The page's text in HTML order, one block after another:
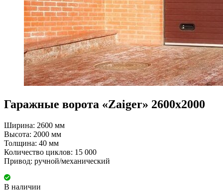
Гаражные ворота «Zaiger» 2600х2000
Ширина: 2600 мм
Высота: 2000 мм
Толщина: 40 мм
Количество циклов: 15 000
Привод: ручной/механический
В наличии